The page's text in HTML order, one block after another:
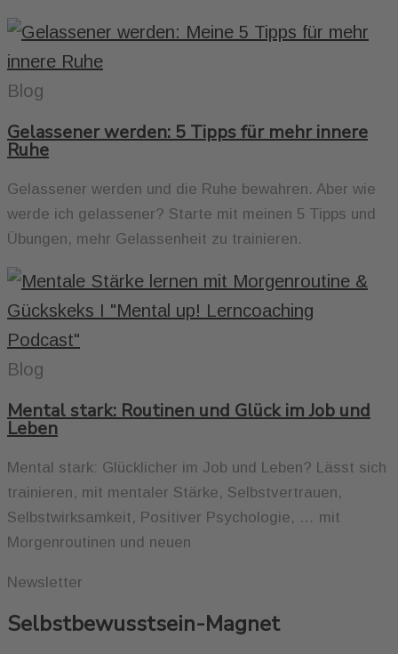
Blog
Gelassener werden: 5 Tipps für mehr innere
Ruhe
Gelassener werden und die Ruhe bewahren. Aber wie
werde ich gelassener? Starte mit meinen 5 Tipps und
Übungen, mehr Gelassenheit zu trainieren.
Blog
Mental stark: Routinen und Glück im Job und
Leben
Mental stark: Glücklicher im Job und Leben? Lässt sich
trainieren, mit mentaler Stärke, Selbstvertrauen,
Selbstwirksamkeit, Positiver Psychologie, … mit
Morgenroutinen und neuen
Newsletter
Selbstbewusstsein-Magnet